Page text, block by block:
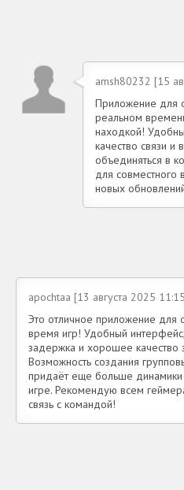
amsh80232 [15
Приложение для
реальном
находкой!
качество связи и
объединяться в
для
новых
apochtaa [13 августа 2025
Это отличное приложение для
время игр! Удобный
задержка и хорошее качество
Возможность создания
придаёт еще больше
игре. Рекомендую всем
связь с командой!